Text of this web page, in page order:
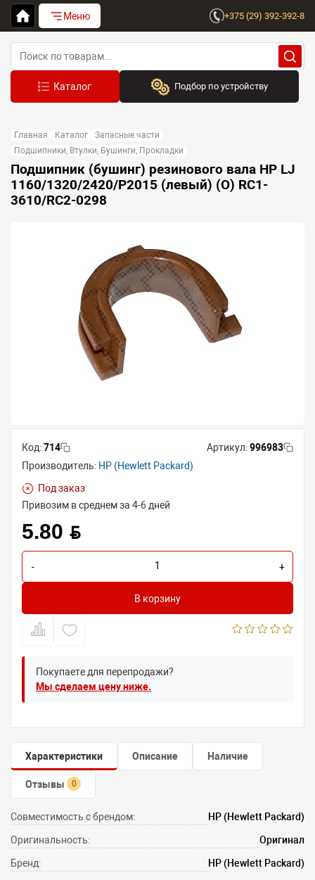
Меню +375 (29) 392-392-8
Подбор по устройству
Выберите бренд
Устройство:
Сначала выберите бренд
Главная Каталог
Запасные части
Подшипники, Втулки, Бушинги, Прокладки
Подшипник (бушинг) резинового вала HP LJ
1160/1320/2420/P2015 (левый) (O) RC1-
3610/RC2-0298
Код:714 Артикул:996983
Производитель: HP (Hewlett Packard)
Под заказ
Привозим в среднем за 4-6 дней
5.80 BYN
- +
В корзину
Покупаете для перепродажи?
Мы сделаем цену ниже.
Характеристики Описание Наличие
Отзывы 0
Совместимость с брендом: HP (Hewlett Packard)
Оригинальность: Оригинал
Бренд: HP (Hewlett Packard)